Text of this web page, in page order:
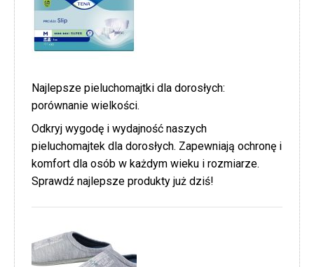
Najlepsze pieluchomajtki dla dorosłych:
porównanie wielkości.
Odkryj wygodę i wydajność naszych
pieluchomajtek dla dorosłych. Zapewniają ochronę i
komfort dla osób w każdym wieku i rozmiarze.
Sprawdź najlepsze produkty już dziś!